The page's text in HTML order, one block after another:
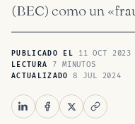
(BEC) como un
PUBLICADO EL 11 OCT
LECTURA 7 MINUTOS
ACTUALIZADO 8 JUL 2024